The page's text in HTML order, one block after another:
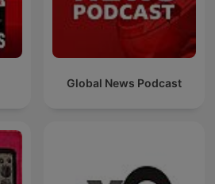
Global News Podcast